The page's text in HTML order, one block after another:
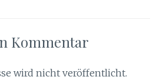
Kommentar
wird nicht veröffentlicht.